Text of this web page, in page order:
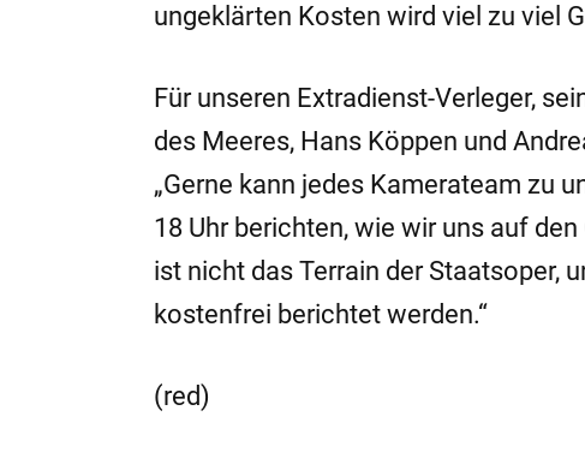
ungeklärten Kosten wird viel zu viel
Für unseren Extradienst-Verleger,
des Meeres, Hans Köppen und
„Gerne kann jedes Kamerateam zu
18 Uhr berichten, wie wir uns auf
ist nicht das Terrain der Staatsoper,
kostenfrei berichtet werden.“
(red)